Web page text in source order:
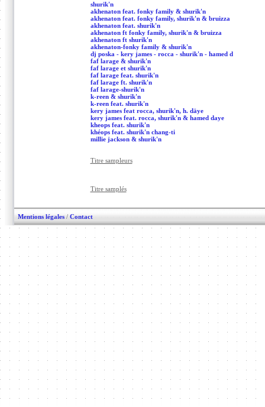
shurik'n
akhenaton feat. fonky family & shurik'n
akhenaton feat. fonky family, shurik'n & bruizza
akhenaton feat. shurik'n
akhenaton ft fonky family, shurik'n & bruizza
akhenaton ft shurik'n
akhenaton-fonky family & shurik'n
dj poska - kery james - rocca - shurik'n - hamed d
faf larage & shurik'n
faf larage et shurik'n
faf larage feat. shurik'n
faf larage ft. shurik'n
faf larage-shurik'n
k-reen & shurik'n
k-reen feat. shurik'n
kery james feat rocca, shurik'n, h. däye
kery james feat. rocca, shurik'n & hamed daye
kheops feat. shurik'n
khéops feat. shurik'n chang-ti
millie jackson & shurik'n
Titre sampleurs
Titre samplés
Mentions légales / Contact